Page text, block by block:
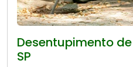
Desentupimento
SP